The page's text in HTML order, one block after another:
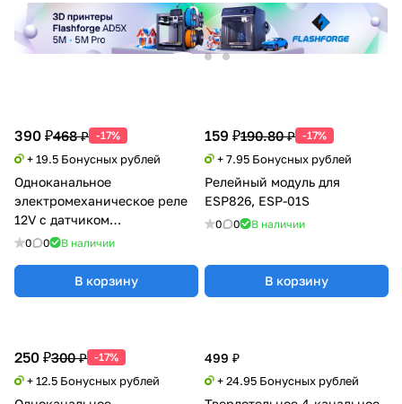
390 ₽468 ₽ -17%
+ 19.5 Бонусных рублей
Одноканальное
электромеханическое реле
12V с датчиком
освещенности
0 0 В наличии
В корзину
159 ₽190.80 ₽ -17%
+ 7.95 Бонусных рублей
Релейный модуль для
ESP826, ESP-01S
0 0 В наличии
В корзину
250 ₽300 ₽ -17%
+ 12.5 Бонусных рублей
499 ₽
+ 24.95 Бонусных рублей